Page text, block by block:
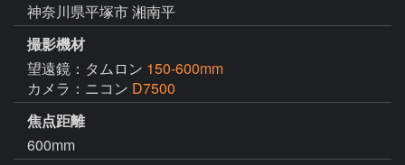
神奈川県平塚市 湘南平
撮影機材
望遠鏡：タムロン 150-600mm
カメラ：ニコン D7500
焦点距離
600mm